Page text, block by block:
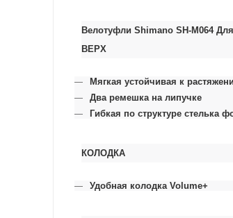
Велотуфли Shimano SH-M064
ВЕРХ
Мягкая устойчивая к
Два ремешка на липучке
Гибкая по структуре
КОЛОДКА
Удобная колодка Volume+